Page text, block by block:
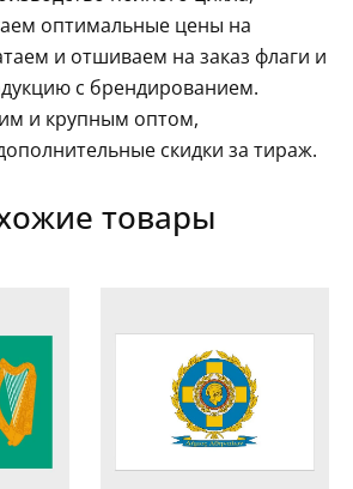
оптимальные цены на
и отшиваем на заказ флаги и
с брендированием.
и крупным оптом,
скидки за тираж.
товары